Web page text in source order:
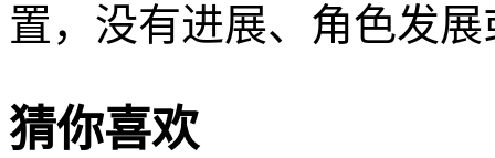
置，没有进展、角色发
猜你喜欢